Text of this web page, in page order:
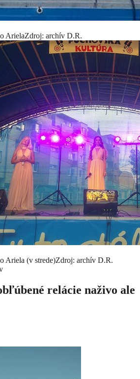
ArielaZdroj: archív D.R.
Ariela (v strede)Zdroj: archív D.R.
relácie naživo ale